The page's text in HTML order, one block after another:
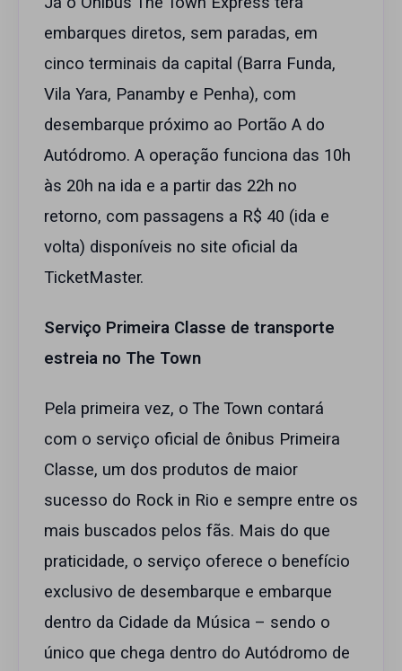
embarques diretos, sem paradas, em
cinco terminais da capital (Barra Funda,
Vila Yara, Panamby e Penha), com
desembarque próximo ao Portão A do
Autódromo. A operação funciona das 10h
às 20h na ida e a partir das 22h no
retorno, com passagens a R$ 40 (ida e
volta) disponíveis no site oficial da
TicketMaster.
Serviço Primeira Classe de transporte
estreia no The Town
Pela primeira vez, o The Town contará
com o serviço oficial de ônibus Primeira
Classe, um dos produtos de maior
sucesso do Rock in Rio e sempre entre os
mais buscados pelos fãs. Mais do que
praticidade, o serviço oferece o benefício
exclusivo de desembarque e embarque
dentro da Cidade da Música – sendo o
único que chega dentro do Autódromo de